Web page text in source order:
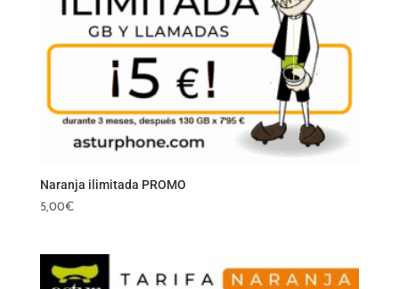
Naranja ilimitada PROMO
5,00€